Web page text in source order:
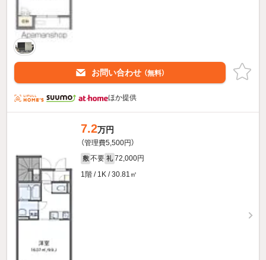
お問い合わせ （無料）
ほか提供
7.2万円
（管理費5,500円）
敷 不要 礼 72,000円
1階 / 1K / 30.81㎡